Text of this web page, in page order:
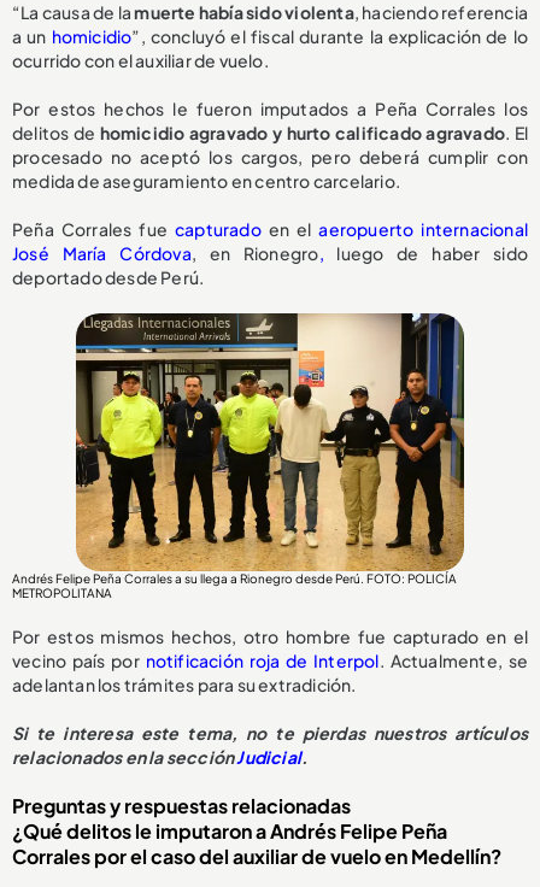
“La causa de lamuerte había sido violenta, haciendo referencia
a un homicidio”, concluyó el fiscal durante la explicación de lo
ocurrido con el auxiliar de vuelo.
Por estos hechos le fueron imputados a Peña Corrales los
delitos de homicidio agravado y hurto calificado agravado. El
procesado no aceptó los cargos, pero deberá cumplir con
medida de aseguramiento en centro carcelario.
Peña Corrales fue capturadoen elaeropuerto internacional
José María Córdova, en Rionegro, luego de haber sido
deportado desde Perú.
Andrés Felipe Peña Corrales a su llega a Rionegro desde Perú. FOTO: POLICÍA
METROPOLITANA
Por estos mismos hechos, otro hombre fue capturado en el
vecino país por notificación roja de Interpol. Actualmente, se
adelantan los trámites para su extradición.
Si te interesa este tema, no te pierdas nuestros artículos
relacionados en la secciónJudicial.
Preguntas y respuestas relacionadas
¿Qué delitos le imputaron a Andrés Felipe Peña
Corrales por el caso del auxiliar de vuelo en Medellín?